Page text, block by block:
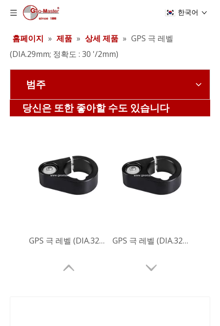
한국어
홈페이지 » 제품 » 상세 제품 » GPS 극 레벨
(DIA.29mm; 정확도 : 30 '/2mm)
범주
당신은 또한 좋아할 수도 있습니다
GPS 극 레벨 (DIA.32mm; 정확도 : 20 '/2mm) GPS 극 레벨 (DIA.32mm; 정확도 : 30 '/2mm)